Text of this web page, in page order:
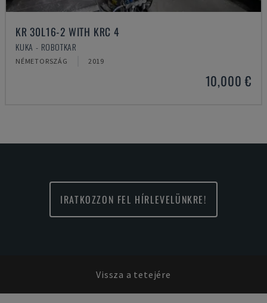
KR 30L16-2 WITH KRC 4
KUKA - ROBOTKAR
NÉMETORSZÁG 2019
10,000 €
IRATKOZZON FEL HÍRLEVELÜNKRE!
Vissza a tetejére